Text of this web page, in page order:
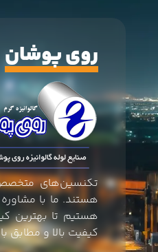
روی پوشان
تکنسین‌های متخصص
هستند. ما با
هستیم تا بهترین
کیفیت بالا و مطابق